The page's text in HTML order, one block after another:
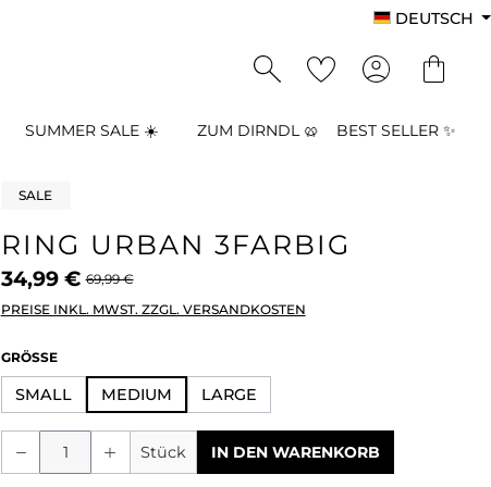
DEUTSCH
SUMMER SALE ☀️ ZUM DIRNDL 🥨 BEST SELLER ✨
SALE
RING URBAN 3FARBIG
34,99 € 69,99 €
PREISE INKL. MWST. ZZGL. VERSANDKOSTEN
GRÖSSE AUSWÄHLEN
SMALL MEDIUM LARGE
Produkt Anzahl: Gib den
Stück IN DEN WARENKORB